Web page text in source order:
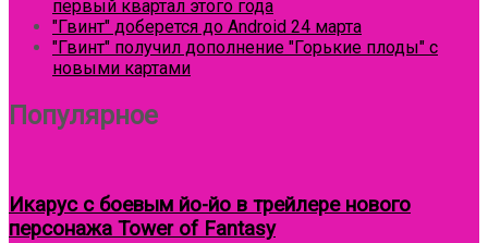
первый квартал этого года
"Гвинт" доберется до Android 24 марта
"Гвинт" получил дополнение "Горькие плоды" с
новыми картами
Популярное
Икарус с боевым йо-йо в трейлере нового
персонажа Tower of Fantasy